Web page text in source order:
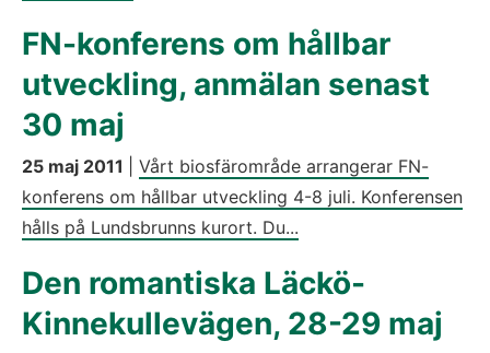
FN-konferens om hållbar
utveckling, anmälan senast
30 maj
25 maj 2011
Vårt biosfärområde arrangerar FN-
konferens om hållbar utveckling 4-8 juli. Konferensen
hålls på Lundsbrunns kurort. Du...
Den romantiska Läckö-
Kinnekullevägen, 28-29 maj